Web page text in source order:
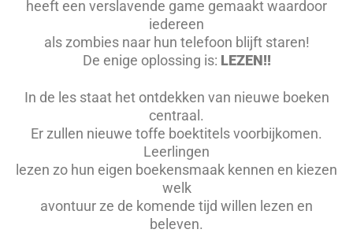
heeft een verslavende game gemaakt waardoor
iedereen
als zombies naar hun telefoon blijft staren!
De enige oplossing is: LEZEN!!
In de les staat het ontdekken van nieuwe boeken
centraal.
Er zullen nieuwe toffe boektitels voorbijkomen.
Leerlingen
lezen zo hun eigen boekensmaak kennen en kiezen
welk
avontuur ze de komende tijd willen lezen en
beleven.